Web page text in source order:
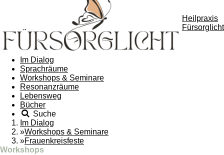
Heilpraxis
Fürsorglicht
Im Dialog
Sprachräume
Workshops & Seminare
Resonanzräume
Lebensweg
Bücher
Suche
Im Dialog
»Workshops & Seminare
»Frauenkreisfeste
Workshops